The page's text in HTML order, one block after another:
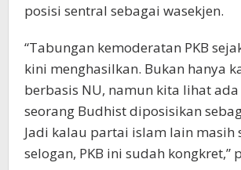
posisi sentral sebagai wasekjen.
“Tabungan kemoderatan PKB
kini menghasilkan. Bukan hanya
berbasis NU, namun kita lihat ada
seorang Budhist diposisikan
Jadi kalau partai islam lain masih
selogan, PKB ini sudah kongkret,”